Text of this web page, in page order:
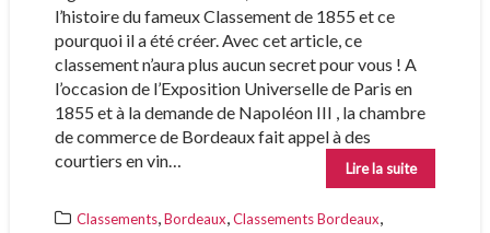
l’histoire du fameux Classement de 1855 et ce
pourquoi il a été créer. Avec cet article, ce
classement n’aura plus aucun secret pour vous ! A
l’occasion de l’Exposition Universelle de Paris en
1855 et à la demande de Napoléon III , la chambre
de commerce de Bordeaux fait appel à des
courtiers en vin…
Lire la suite
Classements,Bordeaux,Classements Bordeaux,